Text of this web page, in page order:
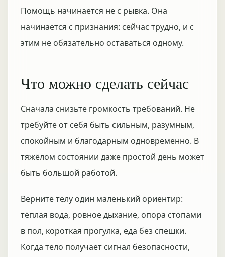
Помощь начинается не с рывка. Она
начинается с признания: сейчас трудно, и с
этим не обязательно оставаться одному.
Что можно сделать сейчас
Сначала снизьте громкость требований. Не
требуйте от себя быть сильным, разумным,
спокойным и благодарным одновременно. В
тяжёлом состоянии даже простой день может
быть большой работой.
Верните телу один маленький ориентир:
тёплая вода, ровное дыхание, опора стопами
в пол, короткая прогулка, еда без спешки.
Когда тело получает сигнал безопасности,